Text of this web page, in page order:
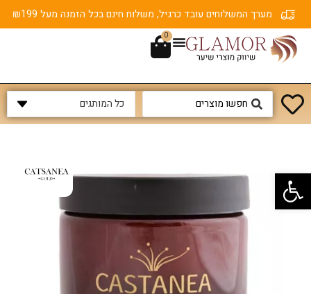
פתח סרגל נגישות
מערך המשלוחים עובד כרגיל, משלוח חינם בכל הזמנה מעל ₪199
0